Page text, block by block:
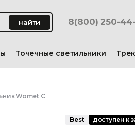
найти 8(800) 250-
Точечные светильники
Womet C
Best доступен к